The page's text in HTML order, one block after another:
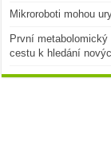
Mikroroboti mohou
První
cestu k hledání